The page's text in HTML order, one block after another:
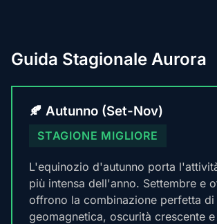
Guida Stagionale Aurora
🍂 Autunno (Set-Nov)
STAGIONE MIGLIORE
L'equinozio d'autunno porta
più intensa dell'anno. Settembre e
offrono la combinazione perfetta di
geomagnetica, oscurità crescente